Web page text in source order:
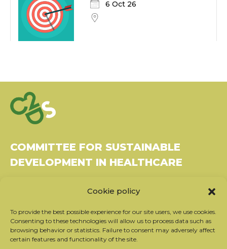
Cookie policy
To provide the best possible experience for our site users, we use cookies.
Consenting to these technologies will allow us to process data such as
browsing behavior or statistics. Failure to consent may adversely affect
certain features and functionality of the site.
6 Oct 26
COMMITTEE FOR SUSTAINABLE
DEVELOPMENT IN HEALTHCARE
37270 Montlouis-sur-Loire
Tel: 06 26 49 36 81 - contact@c2ds.eu
Twitter
LinkedIn
Youtube